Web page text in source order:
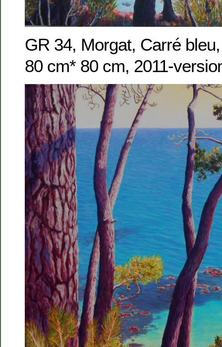
GR 34, Morgat, Carré
80 cm* 80 cm, 2011-